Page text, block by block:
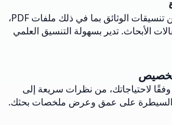
تعالج مجموعة متنوعة من تنسيقات الوثائق بما في ذلك ملفات PDF،
الأبحاث. تدير بسهولة التنسيق العلمي
لاحتياجاتك، من نظرات سريعة إلى
على عمق وعرض ملخصات بحثك.